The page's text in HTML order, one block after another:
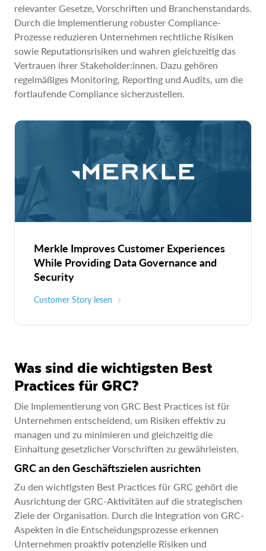
relevanter Gesetze, Vorschriften und Branchenstandards.
Durch die Implementierung robuster Compliance-
Prozesse reduzieren Unternehmen rechtliche Risiken
sowie Reputationsrisiken und wahren gleichzeitig das
Vertrauen ihrer Stakeholder:innen. Dazu gehören
regelmäßiges Monitoring, Reporting und Audits, um die
fortlaufende Compliance sicherzustellen.
Merkle Improves Customer Experiences
While Providing Data Governance and
Security
Customer Story lesen
Was sind die wichtigsten Best
Practices für GRC?
Die Implementierung von GRC Best Practices ist für
Unternehmen entscheidend, um Risiken effektiv zu
managen und zu minimieren und gleichzeitig die
Einhaltung gesetzlicher Vorschriften zu gewährleisten.
GRC an den Geschäftszielen ausrichten
Zu den wichtigsten Best Practices für GRC gehört die
Ausrichtung der GRC-Aktivitäten auf die strategischen
Ziele der Organisation. Durch die Integration von GRC-
Aspekten in die Entscheidungsprozesse erkennen
Unternehmen proaktiv potenzielle Risiken und